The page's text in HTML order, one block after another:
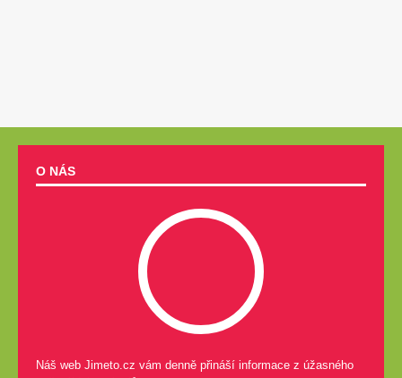
O NÁS
Náš web Jimeto.cz vám denně přináší informace z úžasného